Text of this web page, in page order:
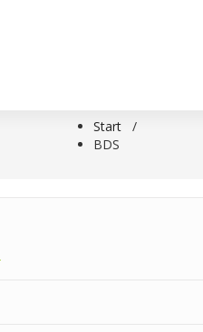
Start /
BDS